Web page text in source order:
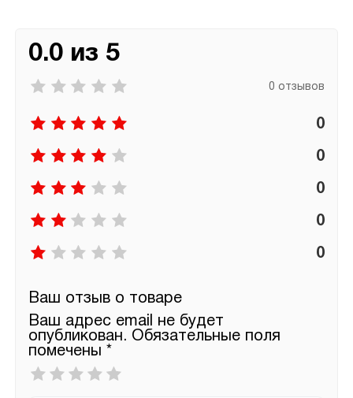
0.0 из 5
0 отзывов
0
0
0
0
0
Ваш отзыв о товаре
Ваш адрес email не будет
опубликован. Обязательные поля
помечены *
Ваша
оценка